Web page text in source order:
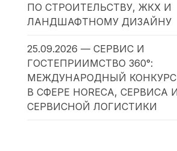
ПО СТРОИТЕЛЬСТВУ, ЖКХ И
ЛАНДШАФТНОМУ ДИЗАЙНУ
25.09.2026 — СЕРВИС И
ГОСТЕПРИИМСТВО 360°:
МЕЖДУНАРОДНЫЙ КОНКУРС
В СФЕРЕ HORECA, СЕРВИСА И
СЕРВИСНОЙ ЛОГИСТИКИ